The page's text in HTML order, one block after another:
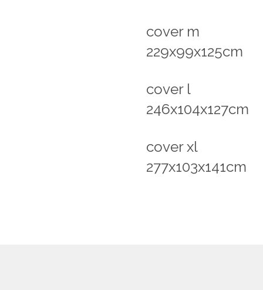
cover m
229x99x125cm
cover l
246x104x127cm
cover xl
277x103x141cm